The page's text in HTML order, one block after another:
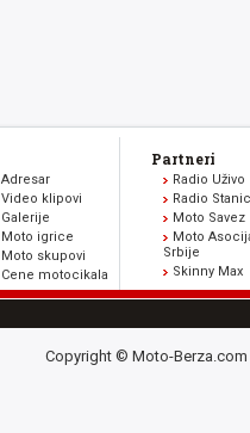
Adresar
Video klipovi
Galerije
Moto igrice
Moto skupovi
Cene motocikala
Partneri
Radio Uživo
Radio
Moto Savez
Moto
Srbije
Skinny Max
Copyright © Moto-Berza.com